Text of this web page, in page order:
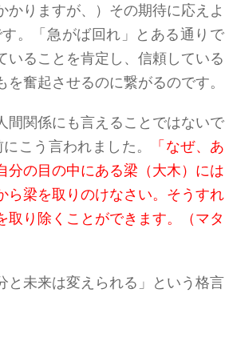
さ
い。
かりますが、 ）その期待に応えよ
。
「急がば回れ」とある通りで
いることを肯定 し、信頼している
を奮起させるのに繋がるのです。
間関係にも言えることではないで
に こう言われ まし た。
「なぜ、あ
分の目の中にある梁（大木）には
梁を取りのけなさい。そうすれ
取り除くことができます。（マタ
と未来は変えられる」と いう格言